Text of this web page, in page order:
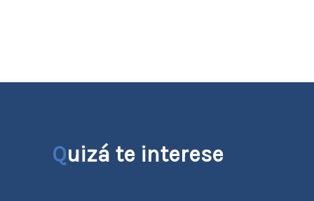
Quizá te interese